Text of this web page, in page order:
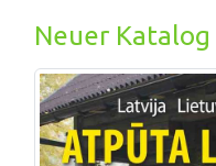
Neuer